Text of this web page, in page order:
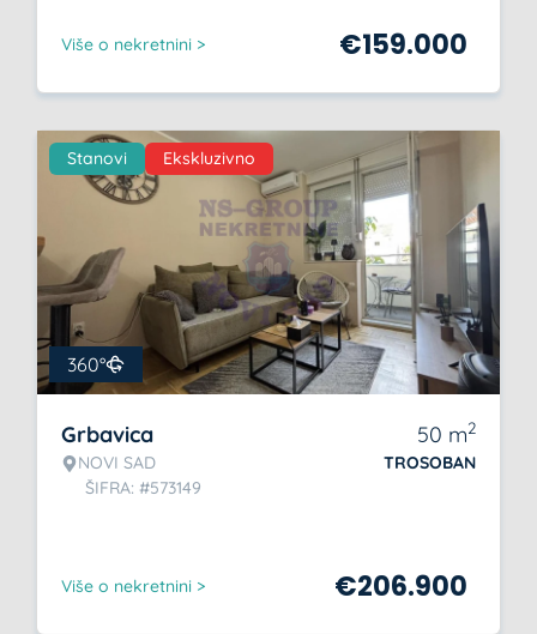
Više o nekretnini > €159.000
Stanovi Ekskluzivno
360°
Grbavica
NOVI SAD
ŠIFRA: #573149
50 m2
TROSOBAN
Više o nekretnini > €206.900